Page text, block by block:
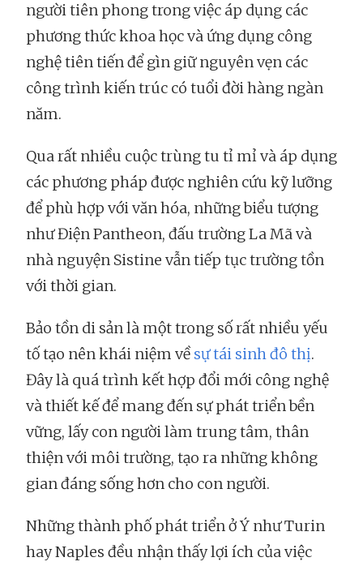
người tiên phong trong việc áp dụng các
phương thức khoa học và ứng dụng công
nghệ tiên tiến để gìn giữ nguyên vẹn các
công trình kiến trúc có tuổi đời hàng ngàn
năm.
Qua rất nhiều cuộc trùng tu tỉ mỉ và áp dụng
các phương pháp được nghiên cứu kỹ lưỡng
để phù hợp với văn hóa, những biểu tượng
như Điện Pantheon, đấu trường La Mã và
nhà nguyện Sistine vẫn tiếp tục trường tồn
với thời gian.
Bảo tồn di sản là một trong số rất nhiều yếu
tố tạo nên khái niệm về sự tái sinh đô thị.
Đây là quá trình kết hợp đổi mới công nghệ
và thiết kế để mang đến sự phát triển bền
vững, lấy con người làm trung tâm, thân
thiện với môi trường, tạo ra những không
gian đáng sống hơn cho con người.
Những thành phố phát triển ở Ý như Turin
hay Naples đều nhận thấy lợi ích của việc